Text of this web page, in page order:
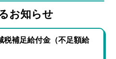
お知らせ
税補足給付金（不足額給